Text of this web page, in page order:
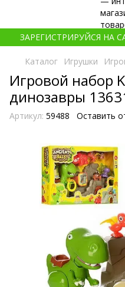
ЗАРЕГИСТРИРУЙСЯ НА
Каталог Игрушки
Игровой набор
динозавры
Артикул: 59488 Оставить